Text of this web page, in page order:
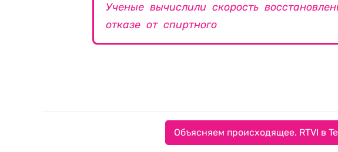
Ученые вычислили скорость
отказе от спиртного
Объясняем происходящее. RTVI в